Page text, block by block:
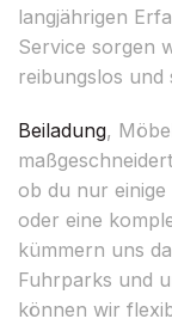
langjährigen
Service sorgen
reibungslos und
Beiladung,
ob du nur
oder eine
kümmern uns
Fuhrparks und
können wir